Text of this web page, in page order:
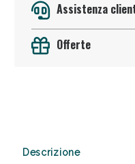
Assistenza
Offerte
Descrizione
Anticellulite e